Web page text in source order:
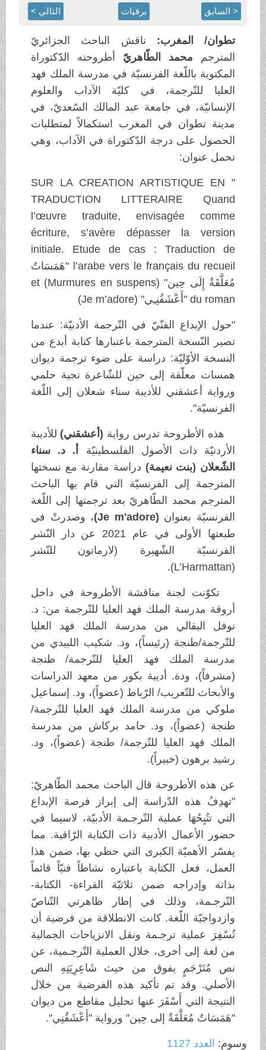
< السابق برقيات التالي >
تطوان/ المغرب:ناقش الباحث الجزائريّ
المترجممحمد الطّاهريّأطروحته الدّكتوراة
المكتوبة باللّغة الفرنسيّة في مدرسة الملك فهد
العليا للتّرجمة، في كليّة الآداب والعلوم
الإنسانيّة، في جامعة عبد المالك السّعديّ، في
مدينة تطوان في المغرب استكمالاً لمتطلبات
الحصول على درجة الدّكتوراة في الآداب، وهي
تحمل عنوان:
" SUR LA CREATION ARTISTIQUE EN
TRADUCTION LITTERAIRE Quand
l’œuvre traduite, envisagée comme
écriture, s’avère dépasser la version
initiale. Etude de cas : Traduction de
l’arabe vers le français du recueil "هَمَسَاتٌ
مُعَلَّقَةٌ إِلَى حِين" (Murmures en suspens) et
du roman "أَعْشَقُنِـِي" (Je m’adore)
"حول الإبداع الفنّيّ في التّرجمة الأدبيّة: عندما
تصير النّسخة المترجمة باعتبارها كتابة أبدع من
النسخة الأوّليّة: دراسة على ضوء ترجمة ديوان
همسات معلّقة إلى حين للشّاعرة نجية حلمي
ورواية أعشقني للأديبة سناء شعلان إلى اللّغة
الفرنسيّة".
هذه الأطروحة تدرس رواية(أعشقني)للأديبة
الأردنيّة ذات الأصول الفلسطينيّةأ. د. سناء
الشّعلان (بنت نعيمة)دراسة مقارنة مع نسختها
المترجمة إلى الفرنسيّة التي قام بها الباحث
المترجم محمد الطّاهريّ بعد ترجمتها إلى اللّغة
الفرنسيّة بعنوان(
Je m'adore
)، وصدرتْ في
طبعتها الأولى في عام 2021 عن دار النّشر
الفرنسيّة الشّهيرة (لارماتون للنّشر
تكوّنت لجنة مناقشة الأطروحة في داخل
أروقة مدرسة الملك فهد العليا للتّرجمة من: د.
نوفل البقالي من مدرسة الملك فهد العليا
للتّرجمة/طنجة (رئيساً)، ود. شكيب اللبيدي من
مدرسة الملك فهد العليا للتّرجمة/ طنجة
(مشرفاً)، ودة. أديبة بكور من معهد الدراسات
والأبحاث للتّعريب/ الرّباط (عضواً)، ود. إسماعيل
ملوكي من مدرسة الملك فهد العليا للتّرجمة/
طنجة (عضواً)، ود. حامد بركاش من مدرسة
الملك فهد العليا للتّرجمة/ طنجة (عضواً)، ود.
رشيد برهون (خبيراً).
عن هذه الأطروحة قال الباحث محمد الطّاهريّ:
"تهدِفُ هذه الدّراسة إلى إبراز فرصة الإبداع
التي تتُيِحُهَا عملية التّرجـمة الأدبيّة، لاسيما في
حضور الأعمال الأدبية ذات الكتابة الرّاقية. مما
يفسّر الأهميّة الكبرى التي حظي بها، ضمن هذا
العمل، فعل الكتابة باعتباره نشاطاً فنيّاً قائماً
بذاته وإدراجه ضمن ثلاثيّة القراءة- الكتابة-
التّرجـمة، وذلك في إطار ظاهرتي التّناصّ
وازدواجيّة اللّغة. كانت الانطلاقة من فرضية أن
تُسْفِرَ عملية ترجـمة ونقل الانزياحات الجمالية
من لغة إلى أخرى، خلال العملية التّرجـمية، عن
نص مُتَرْجَمٍ يفوق من حيث شَاعِرِيَتِهِ النص
الأصلي. وقد تم تأكيد هذه الفرضية من خلال
النتيجة التي أَسْفَرَ عنها تحليل مقاطع من ديوان
"هَمَسَاتٌ مُعَلَّقَةٌ إلى حِين" ورواية "أَعْشَقُنِي".
وسوم:العدد 1127